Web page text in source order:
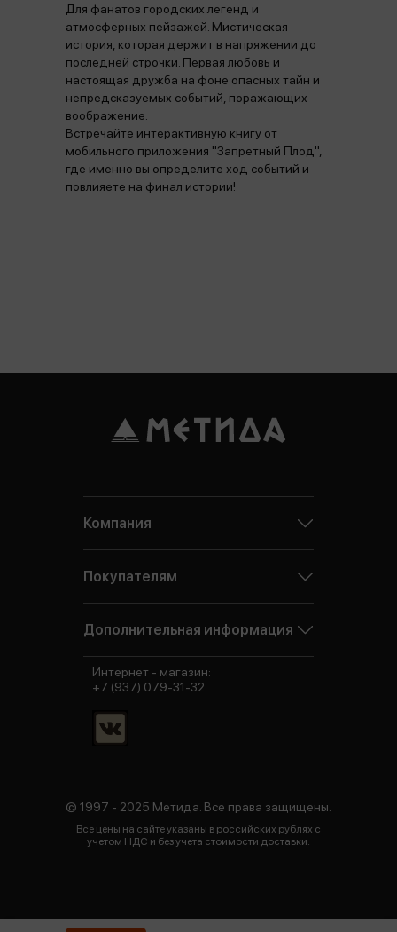
Для фанатов городских легенд и
атмосферных пейзажей. Мистическая
история, которая держит в напряжении до
последней строчки. Первая любовь и
настоящая дружба на фоне опасных тайн и
непредсказуемых событий, поражающих
воображение.
Встречайте интерактивную книгу от
мобильного приложения "Запретный Плод",
где именно вы определите ход событий и
повлияете на финал истории!
Компания
Покупателям
Дополнительная информация
© 1997 - 2025 Метида. Все права защищены.
Все цены на сайте указаны в российских рублях с
учетом НДС и без учета стоимости доставки.
Интернет - магазин:
+7 (937) 079-31-32